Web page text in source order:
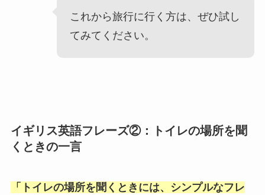
これから旅行に行く方は、ぜひ試し
てみてください。
イギリス英語フレーズ②：トイレの場所を聞
くときの一言
「
トイレの場所を聞くときには、シンプルなフレ